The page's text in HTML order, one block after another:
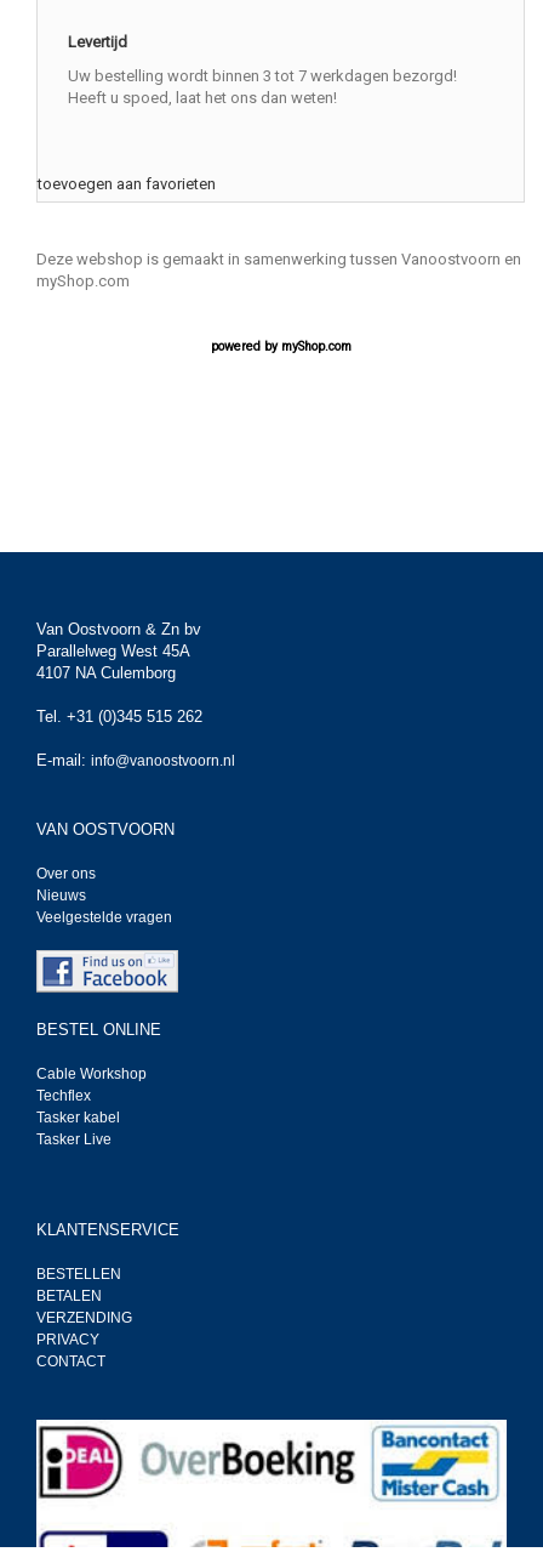
Levertijd
Uw bestelling wordt binnen 3 tot 7 werkdagen bezorgd!
Heeft u spoed, laat het ons dan weten!
toevoegen aan favorieten
Deze webshop is gemaakt in samenwerking tussen Vanoostvoorn en
myShop.com
powered by myShop.com
Van Oostvoorn & Zn bv
Parallelweg West 45A
4107 NA Culemborg
Tel. +31 (0)345 515 262
E-mail: info@vanoostvoorn.nl
VAN OOSTVOORN
Over ons
Nieuws
Veelgestelde vragen
BESTEL ONLINE
Cable Workshop
Techflex
Tasker kabel
Tasker Live
KLANTENSERVICE
BESTELLEN
BETALEN
VERZENDING
PRIVACY
CONTACT